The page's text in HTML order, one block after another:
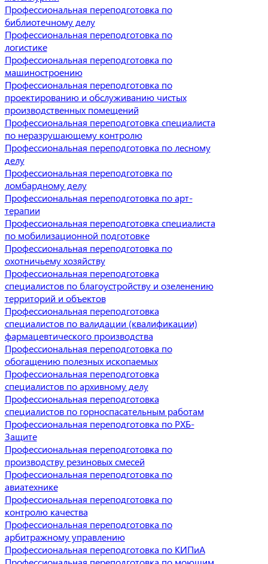
Профессиональная переподготовка по
библиотечному делу
Профессиональная переподготовка по
логистике
Профессиональная переподготовка по
машиностроению
Профессиональная переподготовка по
проектированию и обслуживанию чистых
производственных помещений
Профессиональная переподготовка специалиста
по неразрушающему контролю
Профессиональная переподготовка по лесному
делу
Профессиональная переподготовка по
ломбардному делу
Профессиональная переподготовка по арт-
терапии
Профессиональная переподготовка специалиста
по мобилизационной подготовке
Профессиональная переподготовка по
охотничьему хозяйству
Профессиональная переподготовка
специалистов по благоустройству и озеленению
территорий и объектов
Профессиональная переподготовка
специалистов по валидации (квалификации)
фармацевтического производства
Профессиональная переподготовка по
обогащению полезных ископаемых
Профессиональная переподготовка
специалистов по архивному делу
Профессиональная переподготовка
специалистов по горноспасательным работам
Профессиональная переподготовка по РХБ-
Защите
Профессиональная переподготовка по
производству резиновых смесей
Профессиональная переподготовка по
авиатехнике
Профессиональная переподготовка по
контролю качества
Профессиональная переподготовка по
арбитражному управлению
Профессиональная переподготовка по КИПиА